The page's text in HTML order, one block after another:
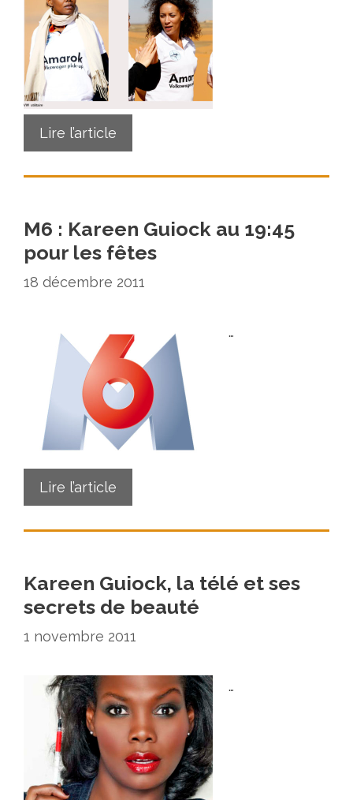
Lire l’article
M6 : Kareen Guiock au 19:45
pour les fêtes
18 décembre 2011
…
Lire l’article
Kareen Guiock, la télé et ses
secrets de beauté
1 novembre 2011
…